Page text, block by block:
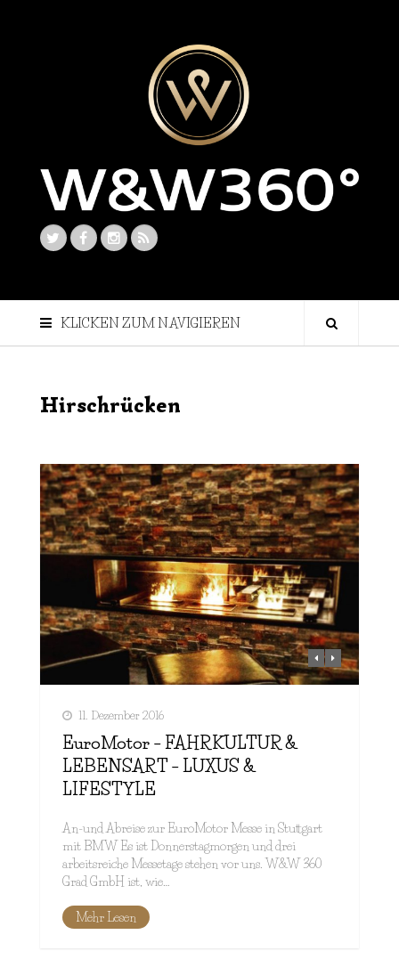
KLICKEN ZUM NAVIGIEREN
Hirschrücken
11. Dezember 2016
EuroMotor – FAHRKULTUR &
LEBENSART – LUXUS &
LIFESTYLE
An-und Abreise zur EuroMotor Messe in Stuttgart
mit BMW Es ist Donnerstagmorgen und drei
arbeitsreiche Messetage stehen vor uns. W&W 360
Grad GmbH ist, wie…
Mehr Lesen